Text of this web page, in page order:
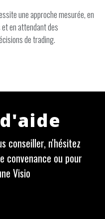
une approche mesurée, en
en attendant des
de trading.
conseiller, n'hésitez
convenance ou pour
Visio